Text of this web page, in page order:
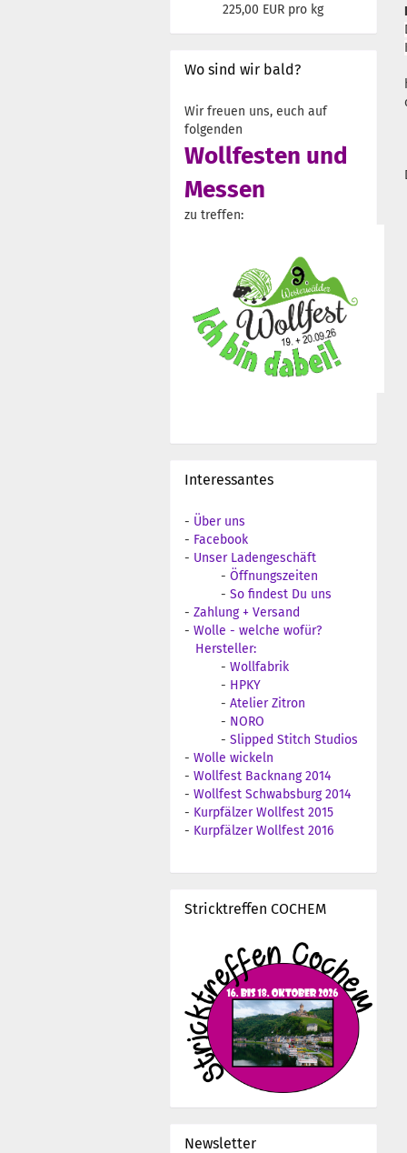
225,00 EUR pro kg
Wo sind wir bald?
Wir freuen uns, euch auf
folgenden
Wollfesten und
Messen
zu treffen:
Interessantes
- Über uns
- Facebook
- Unser Ladengeschäft
- Öffnungszeiten
- So findest Du uns
- Zahlung + Versand
- Wolle - welche wofür?
Hersteller:
- Wollfabrik
- HPKY
- Atelier Zitron
- NORO
- Slipped Stitch Studios
- Wolle wickeln
- Wollfest Backnang 2014
- Wollfest Schwabsburg 2014
- Kurpfälzer Wollfest 2015
- Kurpfälzer Wollfest 2016
Stricktreffen COCHEM
Newsletter